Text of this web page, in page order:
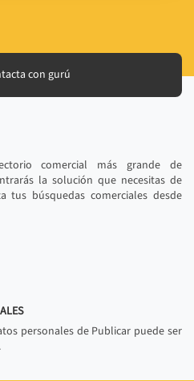
con gurú
comercial más grande de
la solución que necesitas de
tus búsquedas comerciales desde
personales de Publicar puede ser
.